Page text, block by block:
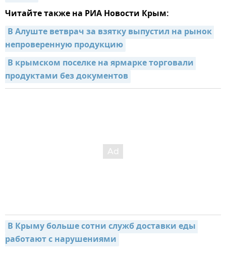
Читайте также на РИА Новости Крым:
В Алуште ветврач за взятку выпустил на рынок
непроверенную продукцию
В крымском поселке на ярмарке торговали
продуктами без документов
В Крыму больше сотни служб доставки еды
работают с нарушениями